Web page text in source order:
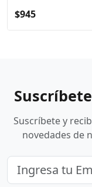
$945
Suscríbete y
novedades de